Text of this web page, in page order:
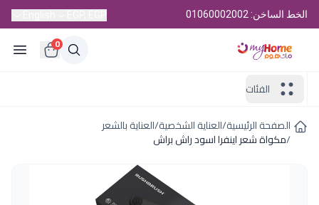
الخط الساخن: 01060002002
0
الفئات
الصفحة الرئيسية/العناية الشخصية/العناية بالشعر
/مكواة شعر اينفرا اسود راش براش